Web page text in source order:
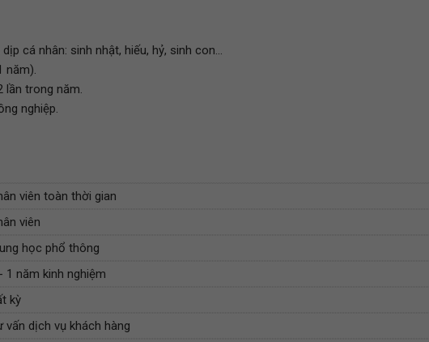
cá nhân: sinh nhật, hiếu, hỷ, sinh con...
năm).
lần trong năm.
nghiệp.
viên toàn thời gian
viên
học phổ thông
1 năm kinh nghiệm
kỳ
vấn dịch vụ khách hàng